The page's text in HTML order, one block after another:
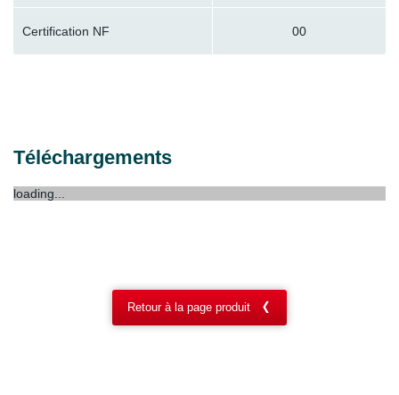
Certification NF 00
Téléchargements
loading...
Retour à la page produit